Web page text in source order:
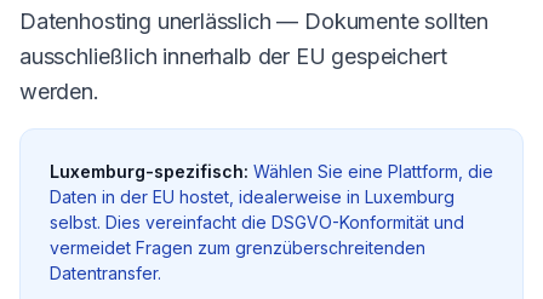
Datenhosting unerlässlich — Dokumente sollten
ausschließlich innerhalb der EU gespeichert
werden.
Luxemburg-spezifisch: Wählen Sie eine Plattform, die
Daten in der EU hostet, idealerweise in Luxemburg
selbst. Dies vereinfacht die DSGVO-Konformität und
vermeidet Fragen zum grenzüberschreitenden
Datentransfer.